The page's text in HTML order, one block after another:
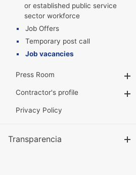
or established public service
sector workforce
Job Offers
Temporary post call
Job vacancies
Press Room
Contractor's profile
Privacy Policy
Transparencia